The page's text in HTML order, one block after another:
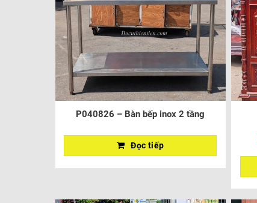
P040826 – Bàn bếp inox 2 tầng
Đọc tiếp